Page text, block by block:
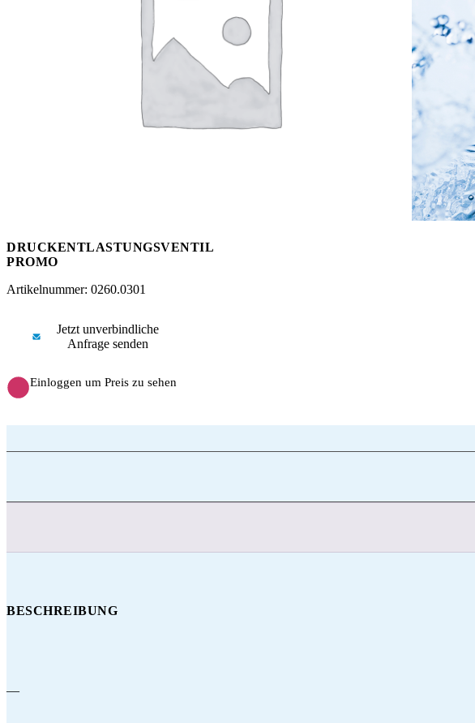
DRUCKENTLASTUNGSVENTIL
PROMO
Artikelnummer: 0260.0301
Jetzt unverbindliche
Anfrage senden
Einloggen um Preis zu sehen
BESCHREIBUNG
—